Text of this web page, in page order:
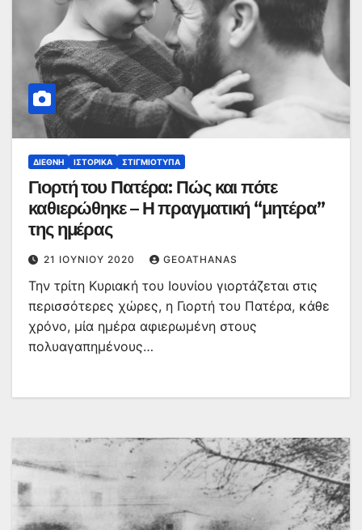
ΔΙΕΘΝΉ ΙΣΤΟΡΙΚΆ ΣΤΙΓΜΙΌΤΥΠΑ
Γιορτή του Πατέρα: Πώς και πότε
καθιερώθηκε – Η πραγματική “μητέρα”
της ημέρας
21 ΙΟΥΝΊΟΥ 2020 GEOATHANAS
Την τρίτη Κυριακή του Ιουνίου γιορτάζεται στις
περισσότερες χώρες, η Γιορτή του Πατέρα, κάθε
χρόνο, μία ημέρα αφιερωμένη στους
πολυαγαπημένους…